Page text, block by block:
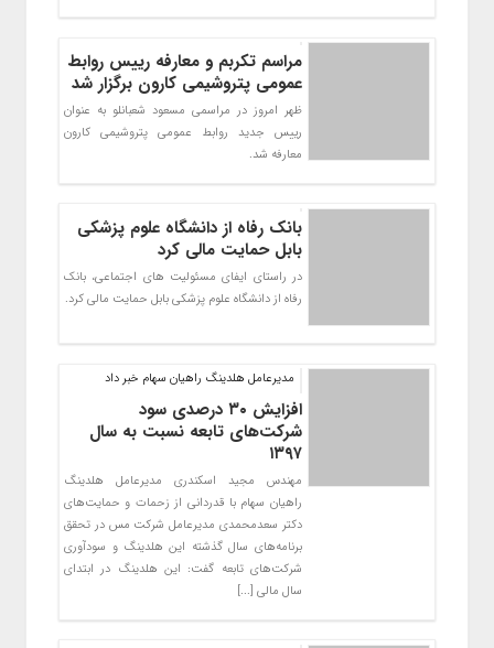
مراسم تکربم و معارفه رییس روابط
عمومی پتروشیمی کارون برگزار شد
ظهر امروز در مراسمی مسعود شعبانلو به عنوان
رییس جدید روابط عمومی پتروشیمی کارون
معارفه شد.
بانک رفاه از دانشگاه علوم پزشکی
بابل حمایت مالی کرد
در راستای ایفای مسئولیت های اجتماعی، بانک
رفاه از دانشگاه علوم پزشکی بابل حمایت مالی کرد.
مدیرعامل هلدینگ راهیان سهام خبر داد
افزایش ۳۰ درصدی سود
شرکت‌های تابعه نسبت به سال
۱۳۹۷
مهندس مجید اسکندری مدیرعامل هلدینگ
راهیان سهام با قدردانی از زحمات و حمایت‌های
دکتر سعدمحمدی مدیرعامل شرکت مس در تحقق
برنامه‌های سال گذشته این هلدینگ و سودآوری
شرکت‌های تابعه گفت: این هلدینگ در ابتدای
سال مالی [...]